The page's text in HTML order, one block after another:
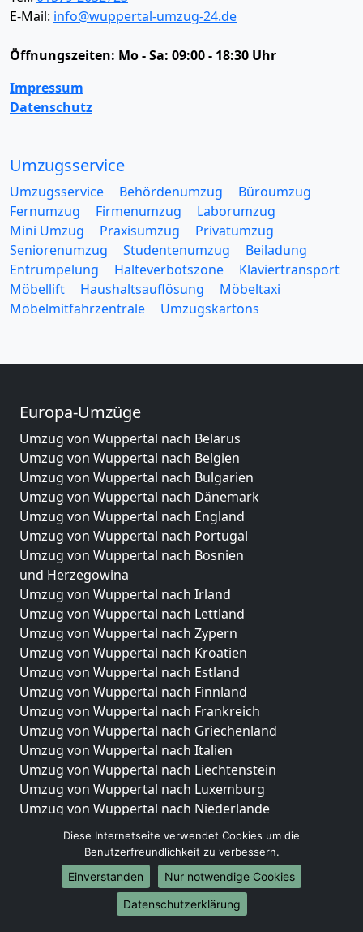
E-Mail: info@wuppertal-umzug-24.de
Öffnungszeiten: Mo - Sa: 09:00 - 18:30 Uhr
Impressum
Datenschutz
Umzugsservice
Umzugsservice Behördenumzug
Büroumzug
Fernumzug
Firmenumzug
Laborumzug
Mini Umzug
Praxisumzug
Privatumzug
Seniorenumzug
Studentenumzug
Beiladung
Entrümpelung
Halteverbotszone
Klaviertransport
Möbellift
Haushaltsauflösung
Möbeltaxi
Möbelmitfahrzentrale
Umzugskartons
Europa-Umzüge
Umzug von Wuppertal nach Belarus
Umzug von Wuppertal nach Belgien
Umzug von Wuppertal nach Bulgarien
Umzug von Wuppertal nach Dänemark
Umzug von Wuppertal nach England
Umzug von Wuppertal nach Portugal
Umzug von Wuppertal nach Bosnien
und Herzegowina
Umzug von Wuppertal nach Irland
Umzug von Wuppertal nach Lettland
Umzug von Wuppertal nach Zypern
Umzug von Wuppertal nach Kroatien
Umzug von Wuppertal nach Estland
Umzug von Wuppertal nach Finnland
Umzug von Wuppertal nach Frankreich
Umzug von Wuppertal nach Griechenland
Umzug von Wuppertal nach Italien
Umzug von Wuppertal nach Liechtenstein
Umzug von Wuppertal nach Luxemburg
Umzug von Wuppertal nach Niederlande
Umzug von Wuppertal nach Norwegen
Umzüge-Deutschlandweit
Umzug von Wuppertal nach Berlin
Umzug von Wuppertal nach Hamburg
Diese Internetseite verwendet Cookies um die
Benutzerfreundlichkeit zu verbessern.
Einverstanden
Nur notwendige Cookies
Datenschutzerklärung